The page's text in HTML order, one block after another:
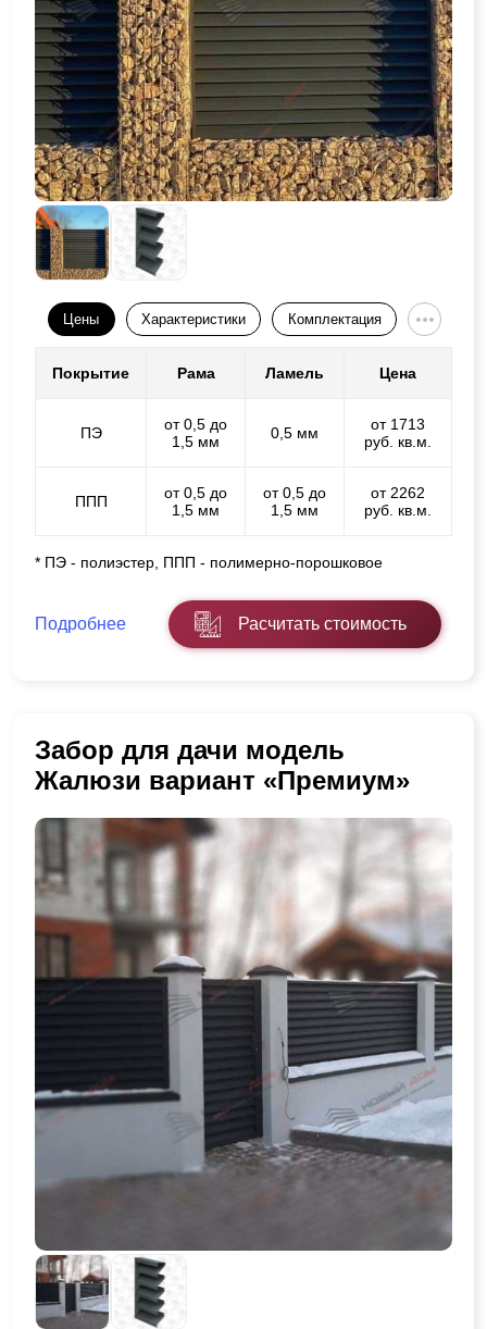
Цены Характеристики Комплектация
Покрытие Рама Ламель Цена
ПЭ
от 0,5 до
1,5 мм
0,5 мм
от 1713
руб. кв.м.
ППП
от 0,5 до
1,5 мм
от 0,5 до
1,5 мм
от 2262
руб. кв.м.
* ПЭ - полиэстер, ППП - полимерно-порошковое
Подробнее Расчитать стоимость
Забор для дачи модель
Жалюзи вариант «Премиум»